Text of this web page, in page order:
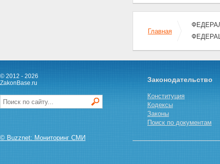
Главная
© 2012 - 2026
ZakonBase.ru
© Buzznet: Мониторинг СМИ
Законодательство
Конституция
Кодексы
Законы
Поиск по документам